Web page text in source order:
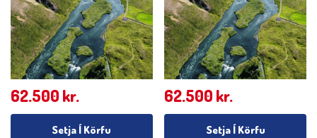
62.500 kr.
Setja Í Körfu
62.500 kr.
Setja Í Körfu